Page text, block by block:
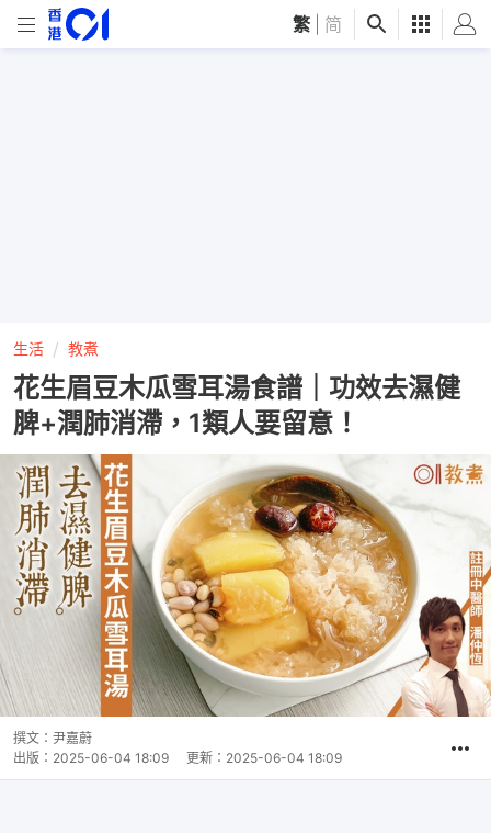
繁 简
生活 教煮
花生眉豆木瓜雪耳湯食譜｜功效去濕健
脾+潤肺消滯，1類人要留意！
撰文： 尹嘉蔚
出版： 2025-06-04 18:09 更新： 2025-06-04 18:09